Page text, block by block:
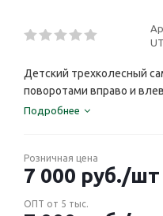
UT
Детский трехколесный
поворотами вправо и
Подробнее
Розничная цена
7 000 руб./шт
ОПТ от 5 тыс.